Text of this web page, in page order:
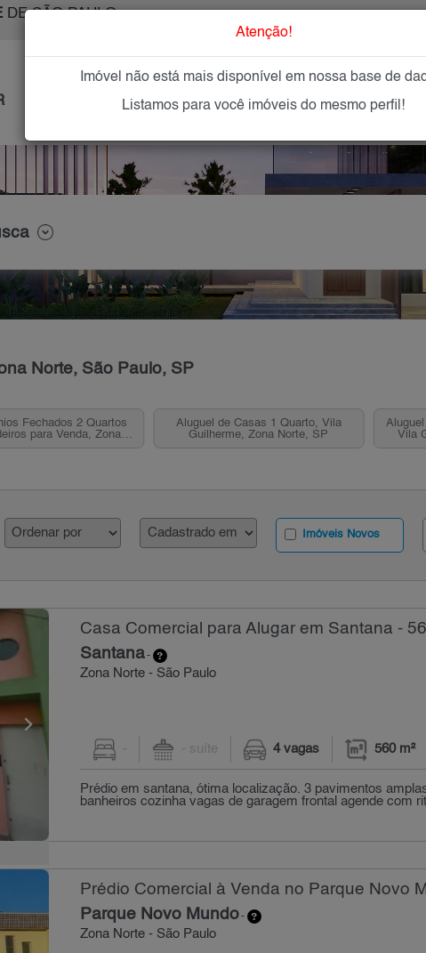
DE SÃO PAULO
IMÓVEIS NOVOS IMOBILIÁRIAS
Norte, São Paulo, SP
Fechados 2 Quartos
para Venda, Zona
Aluguel de Casas 1 Quarto, Vila
Guilherme, Zona Norte, SP
Vila
Imóveis Novos
Casa Comercial para Alugar em Santana -
Santana-
Zona Norte - São Paulo
- - suíte 4 vagas 560 m²
Prédio em santana, ótima localização. 3 pavimentos
banheiros cozinha vagas de garagem frontal agende com
Prédio Comercial à Venda no Parque Novo
Parque Novo Mundo-
Zona Norte - São Paulo
Atenção!
Imóvel não está mais disponível em nossa base de
Listamos para você imóveis do mesmo perfil!